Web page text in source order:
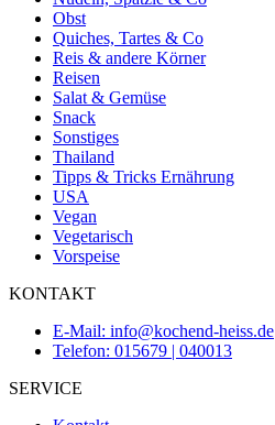
Obst
Quiches, Tartes & Co
Reis & andere Körner
Reisen
Salat & Gemüse
Snack
Sonstiges
Thailand
Tipps & Tricks Ernährung
USA
Vegan
Vegetarisch
Vorspeise
KONTAKT
E-Mail: info@kochend-heiss.de
Telefon: 015679 | 040013
SERVICE